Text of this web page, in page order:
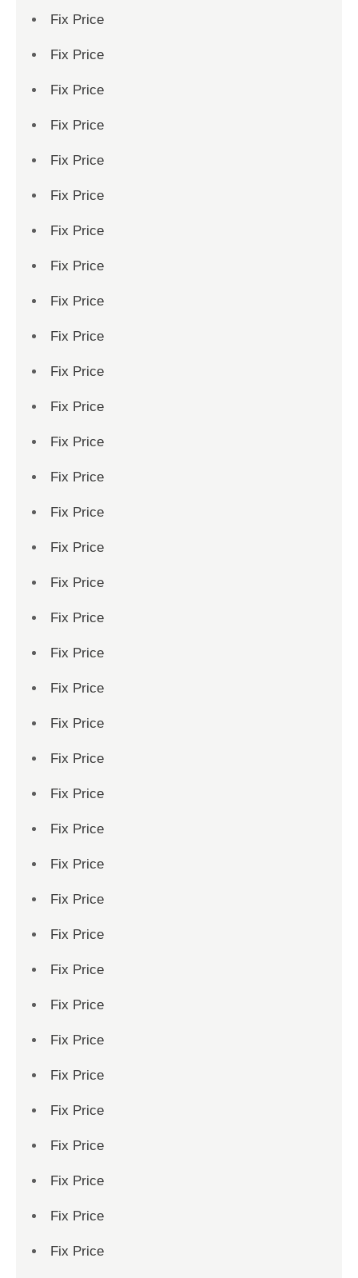
Fix Price
Fix Price
Fix Price
Fix Price
Fix Price
Fix Price
Fix Price
Fix Price
Fix Price
Fix Price
Fix Price
Fix Price
Fix Price
Fix Price
Fix Price
Fix Price
Fix Price
Fix Price
Fix Price
Fix Price
Fix Price
Fix Price
Fix Price
Fix Price
Fix Price
Fix Price
Fix Price
Fix Price
Fix Price
Fix Price
Fix Price
Fix Price
Fix Price
Fix Price
Fix Price
Fix Price